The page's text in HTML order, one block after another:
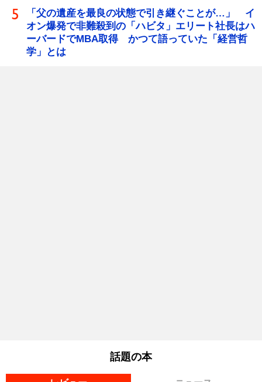
「父の遺産を最良の状態で引き継ぐことが…」 イ
オン爆発で非難殺到の「ハビタ」エリート社長はハ
ーバードでMBA取得 かつて語っていた「経営哲
学」とは
話題の本